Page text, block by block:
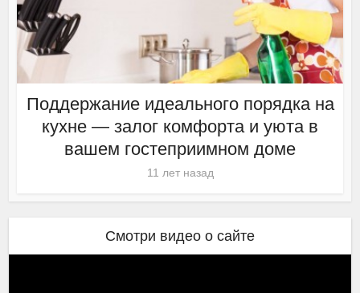
Поддержание идеального порядка на
кухне — залог комфорта и уюта в
вашем гостеприимном доме
11 лет назад
Смотри видео о сайте